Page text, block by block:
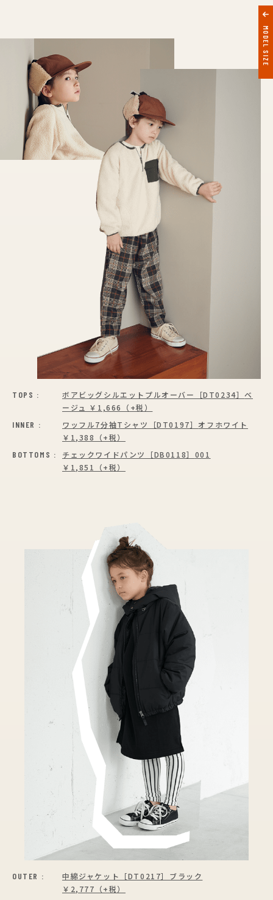
TOPS : ボアビッグシルエットプルオーバー［DT0234］ベ
ージュ ￥1,666（+税）
INNER :
ワッフル7分袖Tシャツ［DT0197］ オフホワイト
￥1,388（+税）
BOTTOMS :
チェックワイドパンツ［DB0118］ 001
￥1,851（+税）
OUTER : 中綿ジャケット［DT0217］ ブラック
￥2,777（+税）
MODEL SIZE